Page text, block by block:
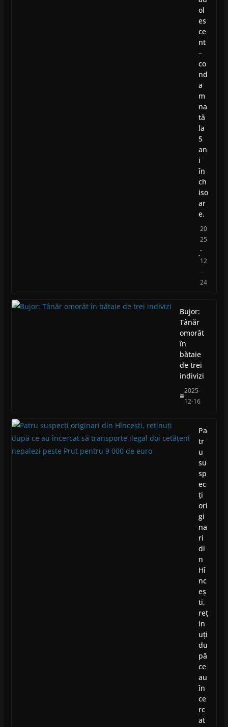
ol
es
ce
nt
–
co
nd
a
m
na
tă
la
5
an
i
în
ch
iso
ar
e.
20
25
-
12
-
24
Bujor:
Tânăr
omorât
în
bătaie
de trei
indivizi
2025-
12-16
Pa
tr
u
su
sp
ec
ți
ori
gi
na
ri
di
n
Hî
nc
eș
ti,
reț
in
uți
du
pă
ce
au
în
ce
rc
at